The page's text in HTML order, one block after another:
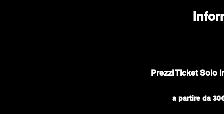
Prezzi Ticket Solo
a partire da